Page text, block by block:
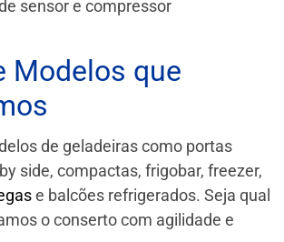
sensor e compressor
Modelos que
de geladeiras como portas
side, compactas, frigobar, freezer,
e balcões refrigerados. Seja qual
o conserto com agilidade e